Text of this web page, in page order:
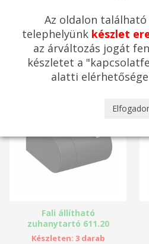
Itt van SZANITER TERMÉKEK
Zuhanykiegészítők
Rendezési elv:
Fali állítható
zuhanytartó 611.20
FEKETE - Ravak
Készleten: 3 darab
Az oldalon
telephelyünk készlet
az árváltozás jogát
készletet a
alatti